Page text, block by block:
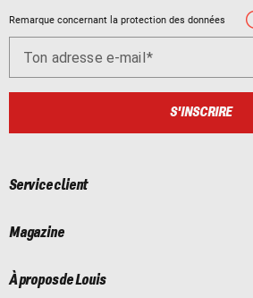
Remarque concernant la protection des données
Ton adresse e-mail
S'INSCRIRE
Service client
Magazine
À propos de Louis